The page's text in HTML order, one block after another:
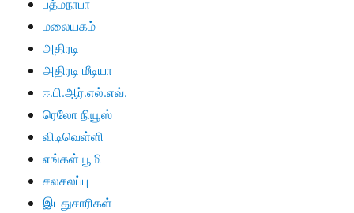
மலையகம்
அதிரடி
அதிரடி மீடியா
ஈ.பி.ஆர்.எல்.எவ்.
ரெலோ நியூஸ்
விடிவெள்ளி
எங்கள் பூமி
சலசலப்பு
இடதுசாரிகள்